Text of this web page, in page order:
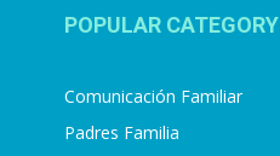
POPULAR CATEGORY
Comunicación Familiar
Padres Familia